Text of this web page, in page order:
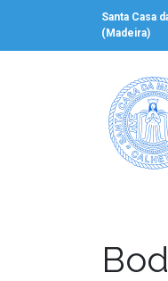
Santa Casa
(Madeira)